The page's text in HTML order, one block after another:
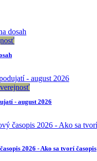
- august 2026
2026 - Ako sa tvorí časopis